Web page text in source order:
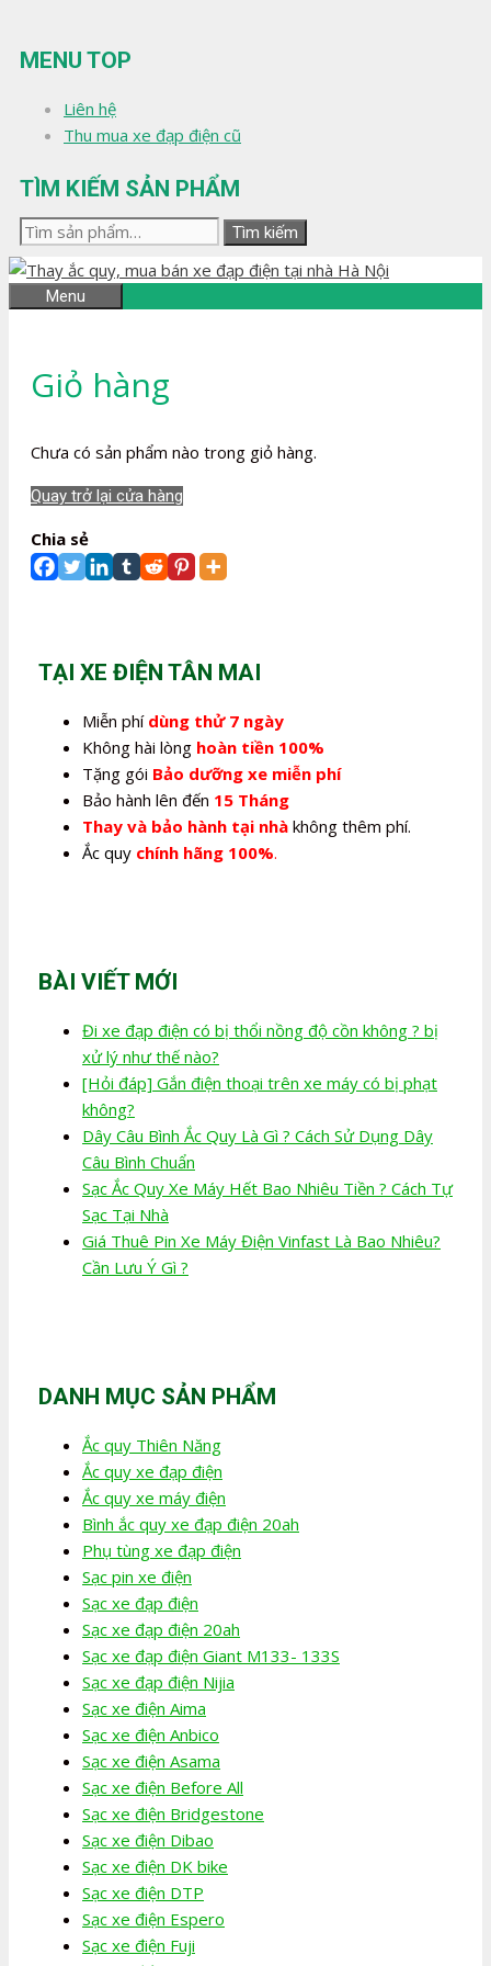
đến
nội
MENU TOP
Liên hệ
Thu mua xe đạp điện cũ
TÌM KIẾM SẢN PHẨM
Tìm
kiếm:
Tìm kiếm
Menu
Giỏ hàng
Chưa có sản phẩm nào trong giỏ hàng.
Quay trở lại cửa hàng
Chia sẻ
TẠI XE ĐIỆN TÂN MAI
Miễn phí dùng thử 7 ngày
Không hài lòng hoàn tiền 100%
Tặng gói Bảo dưỡng xe miễn phí
Bảo hành lên đến 15 Tháng
Thay và bảo hành tại nhà không thêm phí.
Ắc quy chính hãng 100%.
BÀI VIẾT MỚI
Đi xe đạp điện có bị thổi nồng độ cồn không ? bị
xử lý như thế nào?
[Hỏi đáp] Gắn điện thoại trên xe máy có bị phạt
không?
Dây Câu Bình Ắc Quy Là Gì ? Cách Sử Dụng Dây
Câu Bình Chuẩn
Sạc Ắc Quy Xe Máy Hết Bao Nhiêu Tiền ? Cách Tự
Sạc Tại Nhà
Giá Thuê Pin Xe Máy Điện Vinfast Là Bao Nhiêu?
Cần Lưu Ý Gì ?
DANH MỤC SẢN PHẨM
Ắc quy Thiên Năng
Ắc quy xe đạp điện
Ắc quy xe máy điện
Bình ắc quy xe đạp điện 20ah
Phụ tùng xe đạp điện
Sạc pin xe điện
Sạc xe đạp điện
Sạc xe đạp điện 20ah
Sạc xe đạp điện Giant M133- 133S
Sạc xe đạp điện Nijia
Sạc xe điện Aima
Sạc xe điện Anbico
Sạc xe điện Asama
Sạc xe điện Before All
Sạc xe điện Bridgestone
Sạc xe điện Dibao
Sạc xe điện DK bike
Sạc xe điện DTP
Sạc xe điện Espero
Sạc xe điện Fuji